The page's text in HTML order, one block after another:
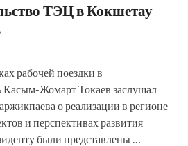
ТЭЦ в Кокшетау
рабочей поездки в
Жомарт Токаев заслушал
о реализации в регионе
и перспективах развития
были представлены …